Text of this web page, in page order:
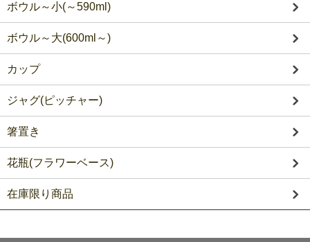
ボウル～小(～590ml)
ボウル～大(600ml～)
カップ
ジャグ(ピッチャー)
箸置き
花瓶(フラワーベース)
在庫限り商品